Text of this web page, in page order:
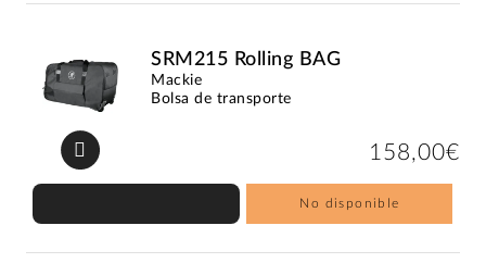
SRM215 Rolling BAG
Mackie
Bolsa de transporte
158,00€
No disponible